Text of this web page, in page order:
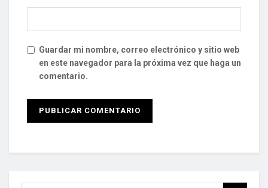
Guardar mi nombre, correo electrónico y sitio web
en este navegador para la próxima vez que haga un
comentario.